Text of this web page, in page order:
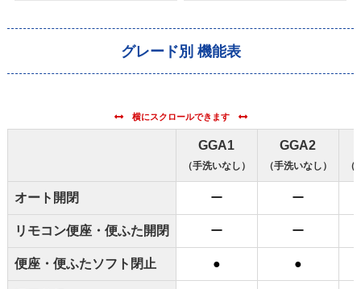
グレード別 機能表
GGA1
（手洗いなし）
GGA2
（手洗いなし）
オート開閉 ー ー
リモコン便座・便ふた開閉 ー ー
便座・便ふたソフト閉止 ● ●